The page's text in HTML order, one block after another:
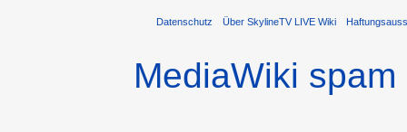
Datenschutz Über SkylineTV LIVE Wiki
MediaWiki spam